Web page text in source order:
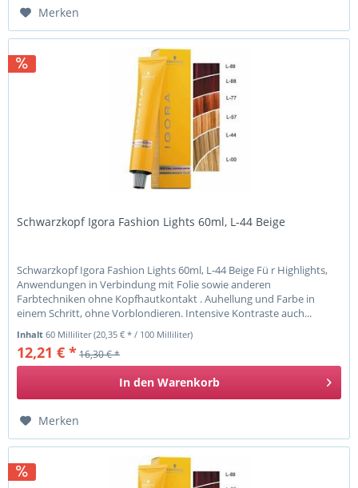
Merken
Schwarzkopf Igora Fashion Lights 60ml, L-44 Beige
Schwarzkopf Igora Fashion Lights 60ml, L-44 Beige Fü r Highlights,
Anwendungen in Verbindung mit Folie sowie anderen
Farbtechniken ohne Kopfhautkontakt . Auhellung und Farbe in
einem Schritt, ohne Vorblondieren. Intensive Kontraste auch...
Inhalt60 Milliliter(20,35 € * / 100 Milliliter)
12,21 € *16,30 € *
In den Warenkorb
Merken